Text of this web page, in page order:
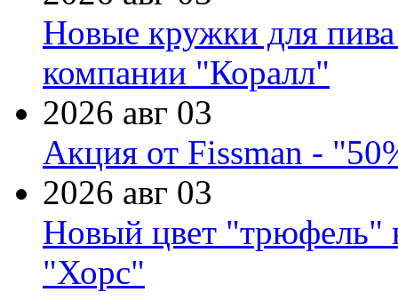
Новые кружки для
компании "Коралл"
2026 авг 03
Акция от Fissman -
2026 авг 03
Новый цвет "трюфель"
"Хорс"